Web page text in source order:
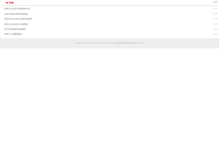
热门攻略 +更多
传奇什么职业打装备最好打的 07-29
传奇手游如何快速升级技能 07-30
原始传奇怎么样去打都市装备呢 07-30
传奇怎么强化烈火武器技能 08-03
复古传奇地图和装备爆率
传奇尸王在哪刷最快 08-06
Copyright 2015-2026 60kf.com All Rights Reserved. 60开服网 版权所有 鄂ICP备19015743号-5